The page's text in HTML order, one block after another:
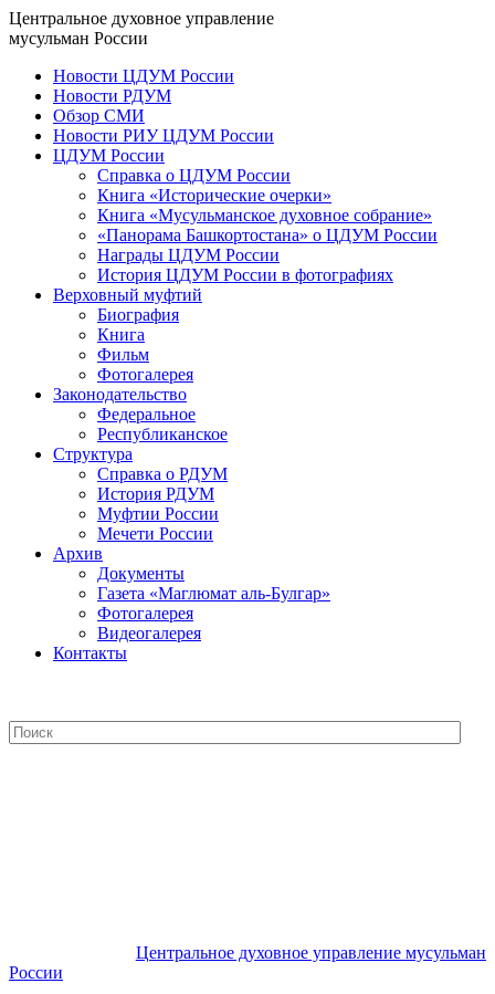
Центральное духовное управление
мусульман России
Новости ЦДУМ России
Новости РДУМ
Обзор СМИ
Новости РИУ ЦДУМ России
ЦДУМ России
Справка о ЦДУМ России
Книга «Исторические очерки»
Книга «Мусульманское духовное собрание»
«Панорама Башкортостана» о ЦДУМ России
Награды ЦДУМ России
История ЦДУМ России в фотографиях
Верховный муфтий
Биография
Книга
Фильм
Фотогалерея
Законодательство
Федеральное
Республиканское
Структура
Справка о РДУМ
История РДУМ
Муфтии России
Мечети России
Архив
Документы
Газета «Маглюмат аль-Булгар»
Фотогалерея
Видеогалерея
Контакты
Центральное духовное управление мусульман
России